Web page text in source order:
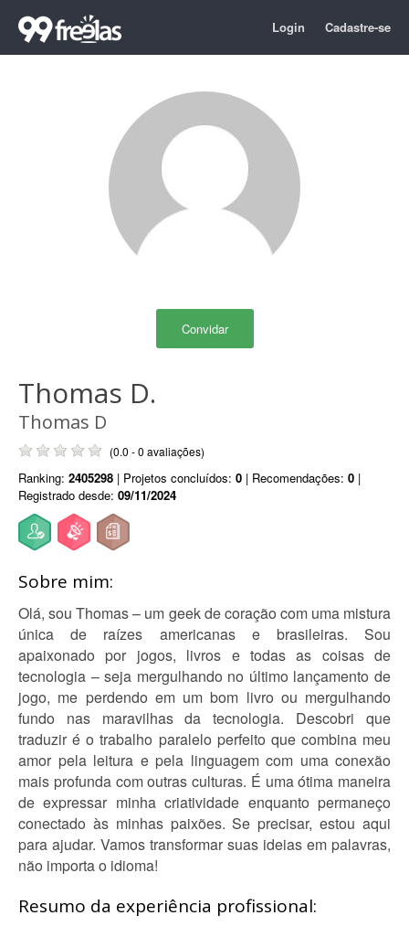
Login Cadastre-se
Convidar
Thomas D.
Thomas D
(0.0 - 0 avaliações)
Ranking: 2405298 | Projetos concluídos: 0 | Recomendações: 0 |
Registrado desde: 09/11/2024
Sobre mim:
Olá, sou Thomas – um geek de coração com uma mistura
única de raízes americanas e brasileiras. Sou
apaixonado por jogos, livros e todas as coisas de
tecnologia – seja mergulhando no último lançamento de
jogo, me perdendo em um bom livro ou mergulhando
fundo nas maravilhas da tecnologia. Descobri que
traduzir é o trabalho paralelo perfeito que combina meu
amor pela leitura e pela linguagem com uma conexão
mais profunda com outras culturas. É uma ótima maneira
de expressar minha criatividade enquanto permaneço
conectado às minhas paixões. Se precisar, estou aqui
para ajudar. Vamos transformar suas ideias em palavras,
não importa o idioma!
Resumo da experiência profissional: